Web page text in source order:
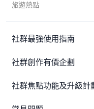
旅遊熱點
社群最強使用指南
社群創作有價企劃
社群焦點功能及升級計